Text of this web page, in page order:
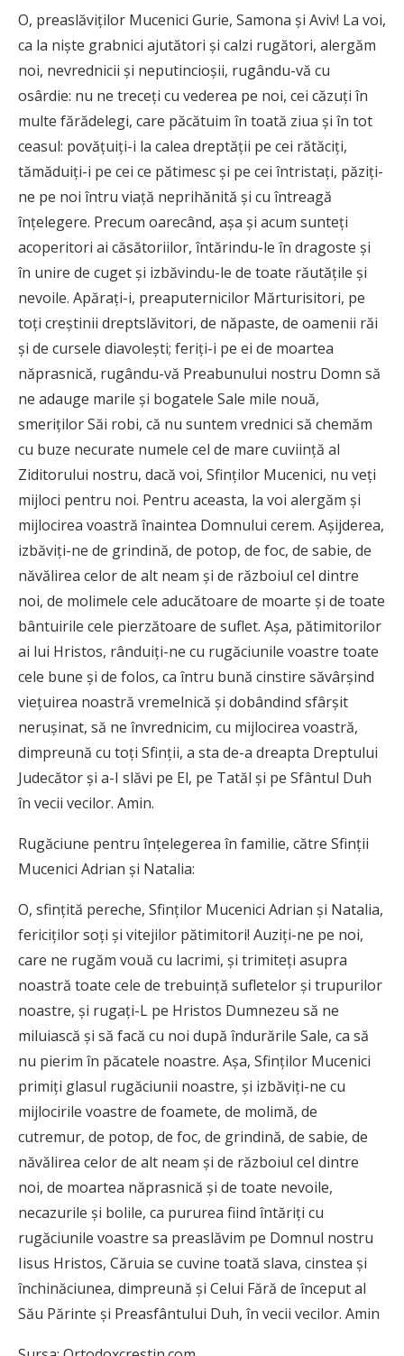
O, preaslăviţilor Mucenici Gurie, Samona şi Aviv! La voi,
ca la nişte grabnici ajutători şi calzi rugători, alergăm
noi, nevrednicii şi neputincioşii, rugându-vă cu
osârdie: nu ne treceţi cu vederea pe noi, cei căzuţi în
multe fărădelegi, care păcătuim în toată ziua şi în tot
ceasul: povăţuiţi-i la calea dreptăţii pe cei rătăciţi,
tămăduiţi-i pe cei ce pătimesc şi pe cei întristaţi, păziţi-
ne pe noi întru viaţă neprihănită şi cu întreagă
înţelegere. Precum oarecând, aşa şi acum sunteţi
acoperitori ai căsătoriilor, întărindu-le în dragoste şi
în unire de cuget şi izbăvindu-le de toate răutăţile şi
nevoile. Apăraţi-i, preaputernicilor Mărturisitori, pe
toţi creştinii dreptslăvitori, de năpaste, de oamenii răi
şi de cursele diavoleşti; feriţi-i pe ei de moartea
năprasnică, rugându-vă Preabunului nostru Domn să
ne adauge marile şi bogatele Sale mile nouă,
smeriţilor Săi robi, că nu suntem vrednici să chemăm
cu buze necurate numele cel de mare cuviinţă al
Ziditorului nostru, dacă voi, Sfinţilor Mucenici, nu veţi
mijloci pentru noi. Pentru aceasta, la voi alergăm şi
mijlocirea voastră înaintea Domnului cerem. Aşijderea,
izbăviţi-ne de grindină, de potop, de foc, de sabie, de
năvălirea celor de alt neam şi de războiul cel dintre
noi, de molimele cele aducătoare de moarte şi de toate
bântuirile cele pierzătoare de suflet. Aşa, pătimitorilor
ai lui Hristos, rânduiţi-ne cu rugăciunile voastre toate
cele bune şi de folos, ca întru bună cinstire săvârşind
vieţuirea noastră vremelnică şi dobândind sfârşit
neruşinat, să ne învrednicim, cu mijlocirea voastră,
dimpreună cu toţi Sfinţii, a sta de-a dreapta Dreptului
Judecător şi a-I slăvi pe El, pe Tatăl şi pe Sfântul Duh
în vecii vecilor. Amin.
Rugăciune pentru înţelegerea în familie, către Sfinţii
Mucenici Adrian şi Natalia:
O, sfinţită pereche, Sfinţilor Mucenici Adrian şi Natalia,
fericiţilor soţi şi vitejilor pătimitori! Auziţi-ne pe noi,
care ne rugăm vouă cu lacrimi, şi trimiteţi asupra
noastră toate cele de trebuinţă sufletelor şi trupurilor
noastre, şi rugaţi-L pe Hristos Dumnezeu să ne
miluiască şi să facă cu noi după îndurările Sale, ca să
nu pierim în păcatele noastre. Aşa, Sfinţilor Mucenici
primiţi glasul rugăciunii noastre, şi izbăviţi-ne cu
mijlocirile voastre de foamete, de molimă, de
cutremur, de potop, de foc, de grindină, de sabie, de
năvălirea celor de alt neam şi de războiul cel dintre
noi, de moartea năprasnică şi de toate nevoile,
necazurile şi bolile, ca pururea fiind întăriţi cu
rugăciunile voastre sa preaslăvim pe Domnul nostru
Iisus Hristos, Căruia se cuvine toată slava, cinstea şi
închinăciunea, dimpreună şi Celui Fără de început al
Său Părinte şi Preasfântului Duh, în vecii vecilor. Amin